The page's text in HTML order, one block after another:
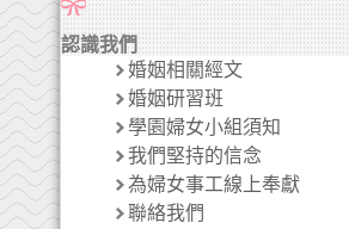
認識我們
婚姻相關經文
婚姻研習班
學園婦女小組須知
我們堅持的信念
為婦女事工線上奉獻
聯絡我們